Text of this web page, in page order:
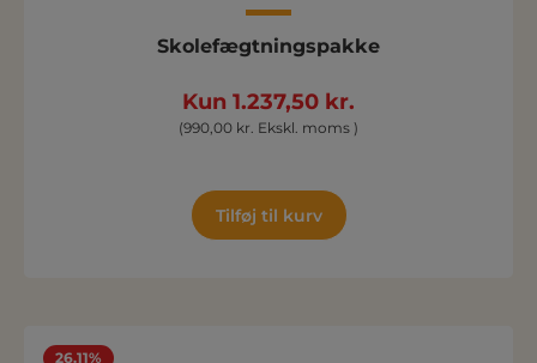
Skolefægtningspakke
Kun 1.237,50 kr.
(990,00 kr. Ekskl. moms )
Tilføj til kurv
26.11%